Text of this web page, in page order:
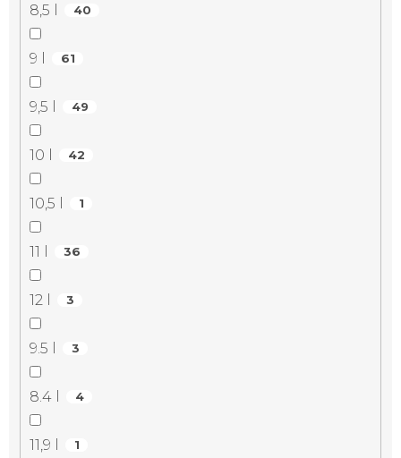
8,5 l 40
9 l 61
9,5 l 49
10 l 42
10,5 l 1
11 l 36
12 l 3
9.5 l 3
8.4 l 4
11,9 l 1